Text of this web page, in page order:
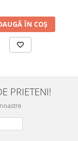
ÎN COȘ
PRIETENI!